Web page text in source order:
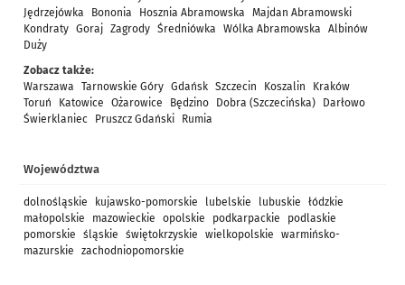
Jędrzejówka
Bononia Hosznia Abramowska
Majdan Abramowski
Kondraty Goraj Zagrody Średniówka Wólka Abramowska
Albinów
Duży
Zobacz także:
Warszawa
Tarnowskie Góry Gdańsk Szczecin Koszalin
Kraków
Toruń
Katowice Ożarowice Będzino Dobra (Szczecińska)
Darłowo
Świerklaniec
Pruszcz Gdański Rumia
Województwa
dolnośląskie kujawsko-pomorskie lubelskie lubuskie
łódzkie
małopolskie
mazowieckie opolskie podkarpackie
podlaskie
pomorskie
śląskie świętokrzyskie wielkopolskie
warmińsko-
mazurskie
zachodniopomorskie